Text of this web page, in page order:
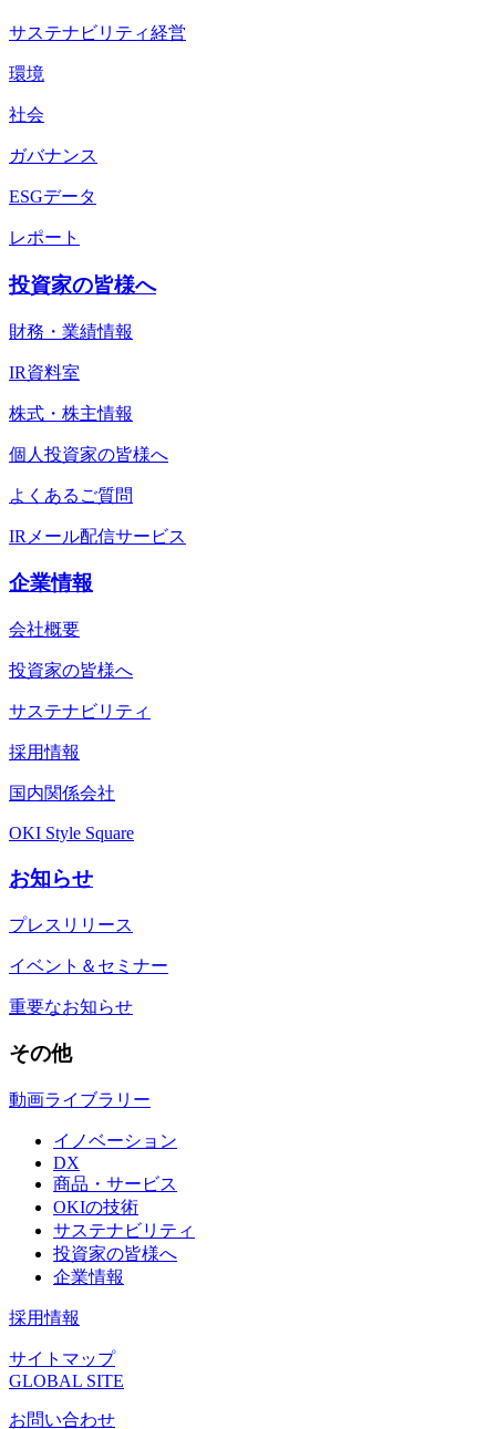
サステナビリティ経営
環境
社会
ガバナンス
ESGデータ
レポート
投資家の皆様へ
財務・業績情報
IR資料室
株式・株主情報
個人投資家の皆様へ
よくあるご質問
IRメール配信サービス
企業情報
会社概要
投資家の皆様へ
サステナビリティ
採用情報
国内関係会社
OKI Style Square
お知らせ
プレスリリース
イベント＆セミナー
重要なお知らせ
その他
動画ライブラリー
イノベーション
DX
商品・サービス
OKIの技術
サステナビリティ
投資家の皆様へ
企業情報
採用情報
サイトマップ
GLOBAL SITE
お問い合わせ